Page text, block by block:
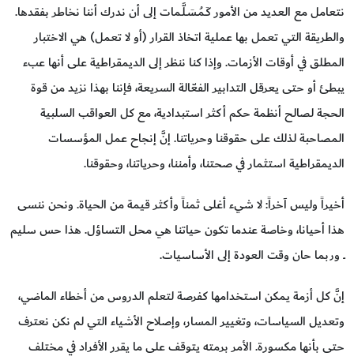
نتعامل مع العديد من الأمور كَـمُـسَـلَّـمات إلى أن ندرك أننا نخاطر بفقدها.
والطريقة التي تعمل بها عملية اتخاذ القرار (أو لا تعمل) هي الاختبار
المطلق في أوقات الأزمات. وإذا كنا ننظر إلى الديمقراطية على أنها عبء
يبطئ أو حتى يعرقل التدابير الفعّالة السريعة، فإننا بهذا نزيد من قوة
الحجة لصالح أنظمة حكم أكثر استبدادية، مع كل العواقب السلبية
المصاحبة لذلك على حقوقنا وحرياتنا. إنَّ إنجاح عمل المؤسسات
الديمقراطية استثمار في صحتنا، وأمننا، وحرياتنا، وحقوقنا.
أخيراً وليس آخراً: لا شيء أغلى ثمناً وأكثر قيمة من الحياة. ونحن ننسى
هذا أحيانا، وخاصة عندما تكون حياتنا هي محل التساؤل. هذا حس سليم
ــ وربما حان وقت العودة إلى الأساسيات.
إنَّ كل أزمة يمكن استخدامها كفرصة لتعلم الدروس من أخطاء الماضي،
وتعديل السياسات، وتغيير المسار، وإصلاح الأشياء التي لم نكن نعترف
حتى بأنها مكسورة. الأمر برمته يتوقف على ما يقرر الأفراد في مختلف